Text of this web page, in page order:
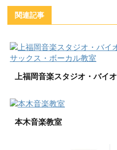
関連記事
上福岡音楽スタジオ・バイ
本木音楽教室